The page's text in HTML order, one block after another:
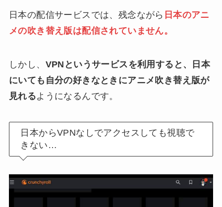
日本の配信サービスでは、残念ながら 日本のアニ
メの吹き替え版は配信されていません。
しかし、 VPNというサービスを利用すると 、日本
にいても自分の好きなときにアニメ吹き替え版が
見れるようになるんです。
日本からVPNなしでアクセスしても視聴で
きない…